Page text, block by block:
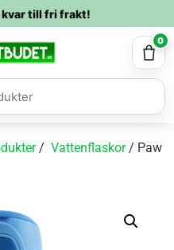
till fri frakt!
0
/ Vattenflaskor/ Paw